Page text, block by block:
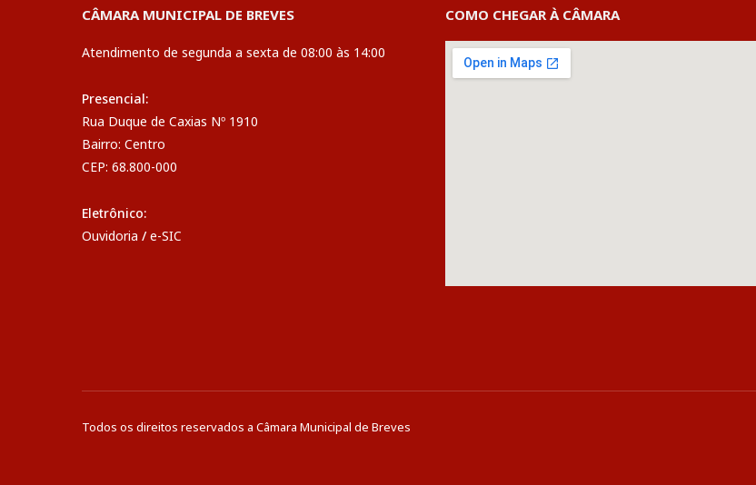
CÂMARA MUNICIPAL DE BREVES
Atendimento de segunda a sexta de 08:00 às 14:00
Presencial:
Rua Duque de Caxias Nº 1910
Bairro: Centro
CEP: 68.800-000
Eletrônico:
Ouvidoria / e-SIC
COMO CHEGAR À CÂMARA
Todos os direitos reservados a Câmara Municipal de Breves